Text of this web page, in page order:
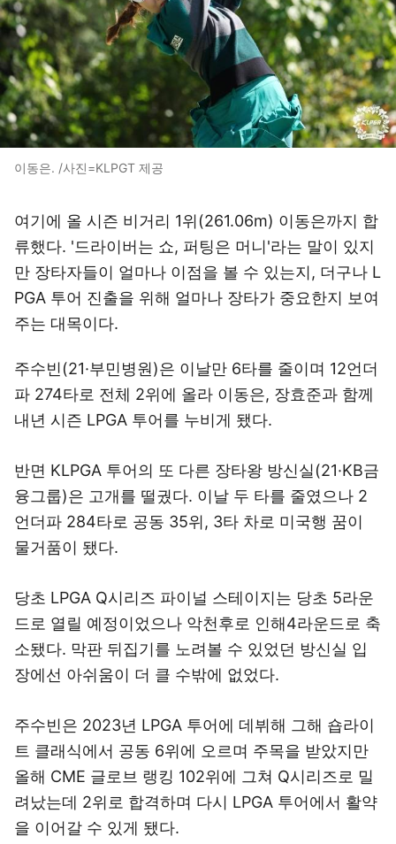
이동은. /사진=KLPGT 제공
여기에 올 시즌 비거리 1위(261.06m) 이동은까지 합
류했다. '드라이버는 쇼, 퍼팅은 머니'라는 말이 있지
만 장타자들이 얼마나 이점을 볼 수 있는지, 더구나 L
PGA 투어 진출을 위해 얼마나 장타가 중요한지 보여
주는 대목이다.
주수빈(21·부민병원)은 이날만 6타를 줄이며 12언더
파 274타로 전체 2위에 올라 이동은, 장효준과 함께
내년 시즌 LPGA 투어를 누비게 됐다.
반면 KLPGA 투어의 또 다른 장타왕 방신실(21·KB금
융그룹)은 고개를 떨궜다. 이날 두 타를 줄였으나 2
언더파 284타로 공동 35위, 3타 차로 미국행 꿈이
물거품이 됐다.
당초 LPGA Q시리즈 파이널 스테이지는 당초 5라운
드로 열릴 예정이었으나 악천후로 인해4라운드로 축
소됐다. 막판 뒤집기를 노려볼 수 있었던 방신실 입
장에선 아쉬움이 더 클 수밖에 없었다.
주수빈은 2023년 LPGA 투어에 데뷔해 그해 숍라이
트 클래식에서 공동 6위에 오르며 주목을 받았지만
올해 CME 글로브 랭킹 102위에 그쳐 Q시리즈로 밀
려났는데 2위로 합격하며 다시 LPGA 투어에서 활약
을 이어갈 수 있게 됐다.